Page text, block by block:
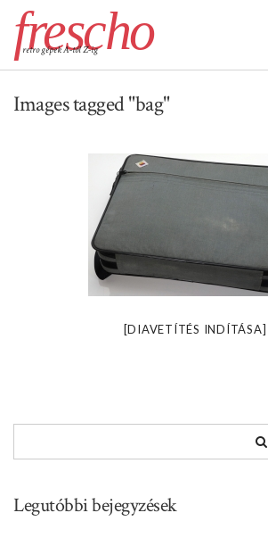
frescho
retro gépek A-tól Z-ig
Images tagged "bag"
[DIAVETÍTÉS INDÍTÁSA]
Legutóbbi bejegyzések